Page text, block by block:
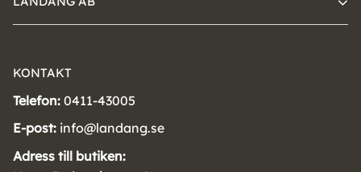
KONTAKT
Telefon: 0411-43005
E-post: info@landang.se
Adress till butiken: